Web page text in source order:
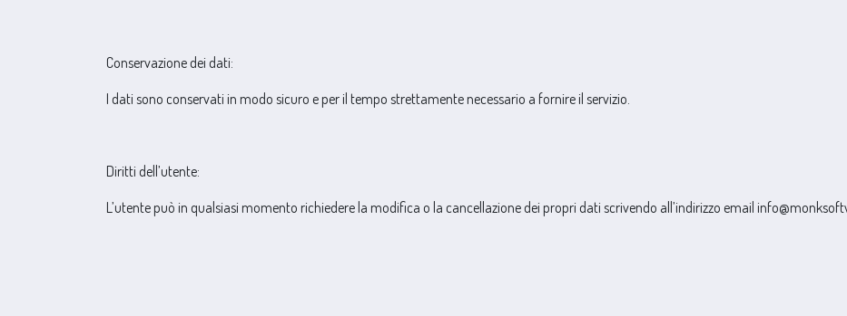
Conservazione dei dati:
I dati sono conservati in modo sicuro e per il tempo strettamente necessario a fornire il servizio.
Diritti dell’utente:
L’utente può in qualsiasi momento richiedere la modifica o la cancellazione dei propri dati scrivendo all’indirizzo email